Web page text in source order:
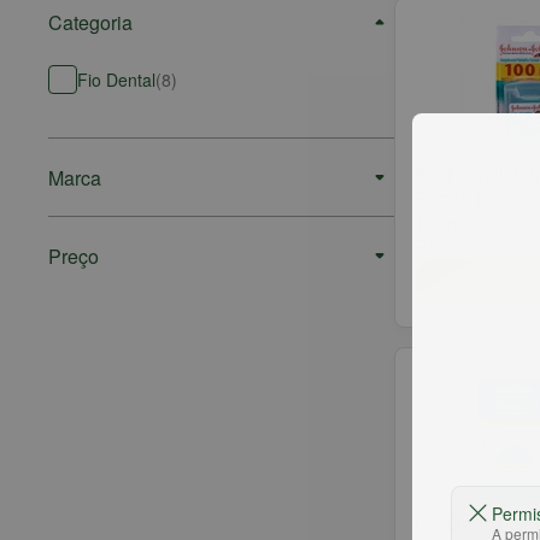
Categoria
Fio Dental(8)
Marca
Preço
Fio Dental
A